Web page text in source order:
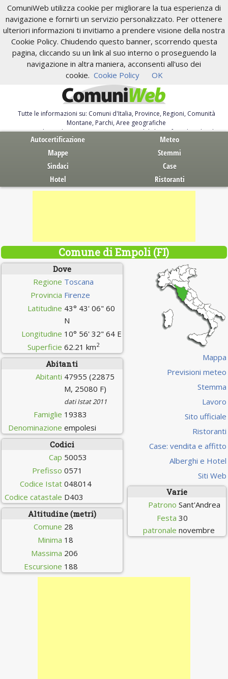
ComuniWeb utilizza cookie per migliorare la tua esperienza di
navigazione e fornirti un servizio personalizzato. Per ottenere
ulteriori informazioni ti invitiamo a prendere visione della nostra
Cookie Policy. Chiudendo questo banner, scorrendo questa
pagina, cliccando su un link al suo interno o proseguendo la
navigazione in altra maniera, acconsenti all'uso dei
cookie. Cookie Policy OK
Tutte le informazioni su: Comuni d'Italia, Province, Regioni, Comunità
Montane, Parchi, Aree geografiche
Servizi al Cittadino. Autocertificazione, moduli, leggi, free download
Autocertificazione
Meteo
Mappe
Stemmi
Sindaci
Case
Hotel
Ristoranti
Comune di Empoli (FI)
Dove
Regione Toscana
Provincia Firenze
Latitudine 43° 43' 06" 60
N
Longitudine 10° 56' 32" 64 E
Superficie 62.21 km2
Abitanti
Abitanti 47955 (22875
M, 25080 F)
dati Istat 2011
Famiglie 19383
Denominazione empolesi
Codici
Cap 50053
Prefisso 0571
Codice Istat 048014
Codice catastale D403
Altitudine (metri)
Comune 28
Minima 18
Massima 206
Escursione 188
Mappa
Previsioni meteo
Stemma
Lavoro
Sito ufficiale
Ristoranti
Case: vendita e affitto
Alberghi e Hotel
Siti Web
Varie
Patrono Sant'Andrea
Festa
patronale
30
novembre